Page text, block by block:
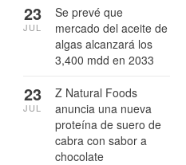
Se prevé que
mercado del aceite de
algas alcanzará los
3,400 mdd en 2033
23
JUL
Z Natural Foods
anuncia una nueva
proteína de suero de
cabra con sabor a
chocolate
23
JUL